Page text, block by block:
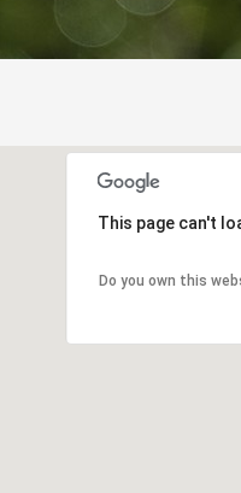
This page can't
Do you own this